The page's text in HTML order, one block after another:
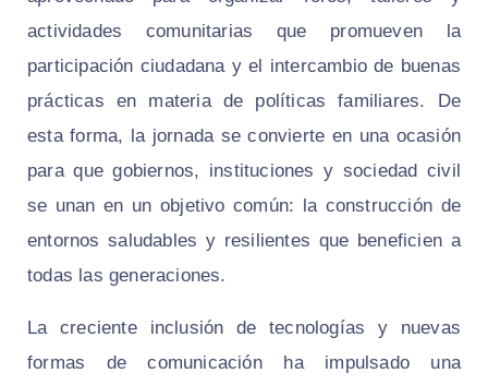
actividades comunitarias que promueven la
participación ciudadana y el intercambio de buenas
prácticas en materia de políticas familiares. De
esta forma, la jornada se convierte en una ocasión
para que gobiernos, instituciones y sociedad civil
se unan en un objetivo común: la construcción de
entornos saludables y resilientes que beneficien a
todas las generaciones.
La creciente inclusión de tecnologías y nuevas
formas de comunicación ha impulsado una